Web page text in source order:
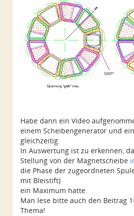
Habe dann ein Video
einem Scheibengenerator und
gleichzeitig.
In Auswertung ist zu erkennen,
Stellung von der Magnetscheibe
die Phase der zugeordneten
mit Bleistift)
ein Maximum hatte.
Man lese bitte auch den Beitrag
Thema!